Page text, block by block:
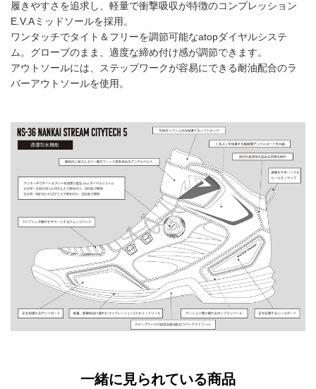
履きやすさを追求し、軽量で衝撃吸収が特徴のコンプレッション
E.V.Aミッドソールを採用。
ワンタッチでタイト＆フリーを調節可能なatopダイヤルシステ
ム。グローブのまま、適度な締め付け感が調節できます。
アウトソールには、ステップワークが容易にできる耐油配合のラ
バーアウトソールを使用。
一緒に見られている商品